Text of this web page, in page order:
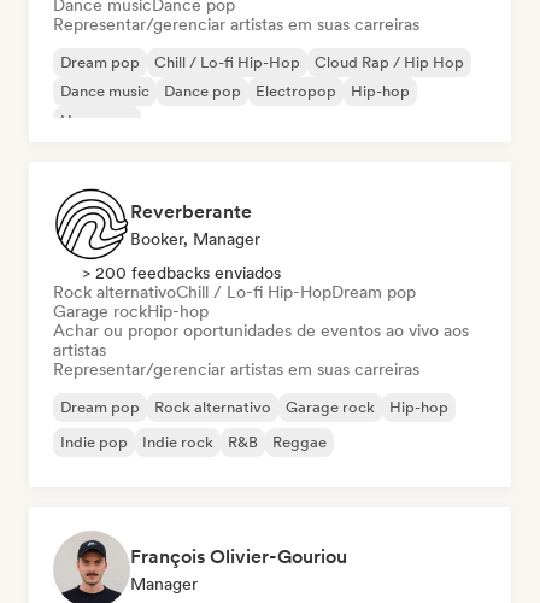
Dance music Dance pop
Representar/gerenciar artistas em suas carreiras
Dream pop Chill / Lo-fi Hip-Hop
Cloud Rap / Hip Hop
Dance music
Dance pop Electropop
Hip-hop
Hyperpop
Reverberante
Booker, Manager
> 200 feedbacks enviados
Rock alternativoChill / Lo-fi Hip-HopDream pop
Garage rockHip-hop
Achar ou propor oportunidades de eventos ao vivo aos
artistas
Representar/gerenciar artistas em suas carreiras
Dream pop Rock alternativo Garage rock
Hip-hop
Indie pop
Indie rock R&B Reggae
François Olivier-Gouriou
Manager